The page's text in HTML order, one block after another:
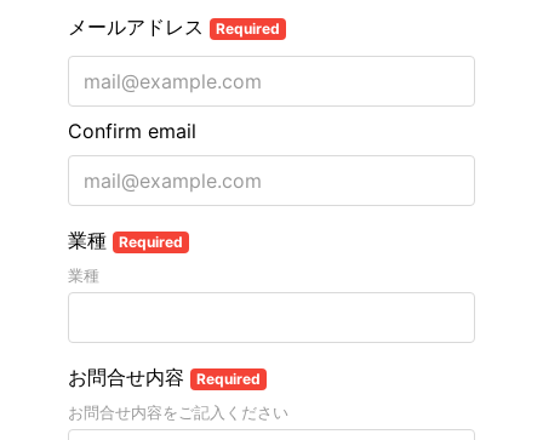
メールアドレス Required
Confirm email
業種 Required
業種
お問合せ内容 Required
お問合せ内容をご記入ください